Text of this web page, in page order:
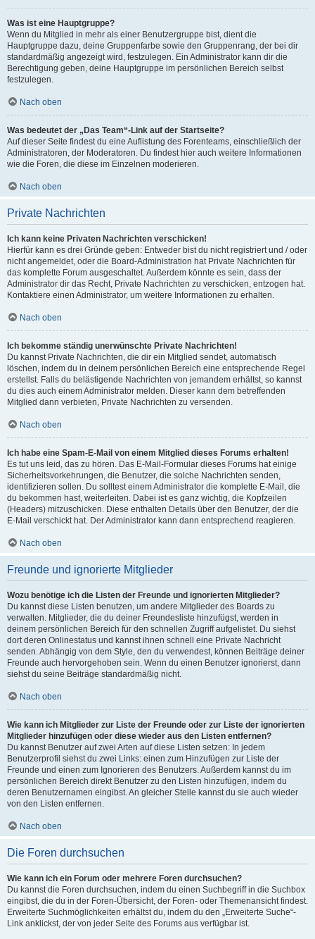
Was ist eine Hauptgruppe?
Wenn du Mitglied in mehr als einer Benutzergruppe bist, dient die
Hauptgruppe dazu, deine Gruppenfarbe sowie den Gruppenrang, der bei dir
standardmäßig angezeigt wird, festzulegen. Ein Administrator kann dir die
Berechtigung geben, deine Hauptgruppe im persönlichen Bereich selbst
festzulegen.
Nach oben
Was bedeutet der „Das Team“-Link auf der Startseite?
Auf dieser Seite findest du eine Auflistung des Forenteams, einschließlich der
Administratoren, der Moderatoren. Du findest hier auch weitere Informationen
wie die Foren, die diese im Einzelnen moderieren.
Nach oben
Private Nachrichten
Ich kann keine Privaten Nachrichten verschicken!
Hierfür kann es drei Gründe geben: Entweder bist du nicht registriert und / oder
nicht angemeldet, oder die Board-Administration hat Private Nachrichten für
das komplette Forum ausgeschaltet. Außerdem könnte es sein, dass der
Administrator dir das Recht, Private Nachrichten zu verschicken, entzogen hat.
Kontaktiere einen Administrator, um weitere Informationen zu erhalten.
Nach oben
Ich bekomme ständig unerwünschte Private Nachrichten!
Du kannst Private Nachrichten, die dir ein Mitglied sendet, automatisch
löschen, indem du in deinem persönlichen Bereich eine entsprechende Regel
erstellst. Falls du belästigende Nachrichten von jemandem erhältst, so kannst
du dies auch einem Administrator melden. Dieser kann dem betreffenden
Mitglied dann verbieten, Private Nachrichten zu versenden.
Nach oben
Ich habe eine Spam-E-Mail von einem Mitglied dieses Forums erhalten!
Es tut uns leid, das zu hören. Das E-Mail-Formular dieses Forums hat einige
Sicherheitsvorkehrungen, die Benutzer, die solche Nachrichten senden,
identifizieren sollen. Du solltest einem Administrator die komplette E-Mail, die
du bekommen hast, weiterleiten. Dabei ist es ganz wichtig, die Kopfzeilen
(Headers) mitzuschicken. Diese enthalten Details über den Benutzer, der die
E-Mail verschickt hat. Der Administrator kann dann entsprechend reagieren.
Nach oben
Freunde und ignorierte Mitglieder
Wozu benötige ich die Listen der Freunde und ignorierten Mitglieder?
Du kannst diese Listen benutzen, um andere Mitglieder des Boards zu
verwalten. Mitglieder, die du deiner Freundesliste hinzufügst, werden in
deinem persönlichen Bereich für den schnellen Zugriff aufgelistet. Du siehst
dort deren Onlinestatus und kannst ihnen schnell eine Private Nachricht
senden. Abhängig von dem Style, den du verwendest, können Beiträge deiner
Freunde auch hervorgehoben sein. Wenn du einen Benutzer ignorierst, dann
siehst du seine Beiträge standardmäßig nicht.
Nach oben
Wie kann ich Mitglieder zur Liste der Freunde oder zur Liste der ignorierten
Mitglieder hinzufügen oder diese wieder aus den Listen entfernen?
Du kannst Benutzer auf zwei Arten auf diese Listen setzen: In jedem
Benutzerprofil siehst du zwei Links: einen zum Hinzufügen zur Liste der
Freunde und einen zum Ignorieren des Benutzers. Außerdem kannst du im
persönlichen Bereich direkt Benutzer zu den Listen hinzufügen, indem du
deren Benutzernamen eingibst. An gleicher Stelle kannst du sie auch wieder
von den Listen entfernen.
Nach oben
Die Foren durchsuchen
Wie kann ich ein Forum oder mehrere Foren durchsuchen?
Du kannst die Foren durchsuchen, indem du einen Suchbegriff in die Suchbox
eingibst, die du in der Foren-Übersicht, der Foren- oder Themenansicht findest.
Erweiterte Suchmöglichkeiten erhältst du, indem du den „Erweiterte Suche“-
Link anklickst, der von jeder Seite des Forums aus verfügbar ist.